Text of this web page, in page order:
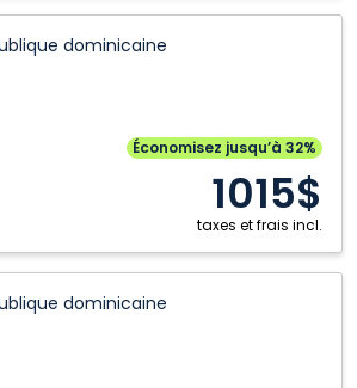
dominicaine
Économisez jusqu’à 32%
1015$
taxes et frais incl.
dominicaine